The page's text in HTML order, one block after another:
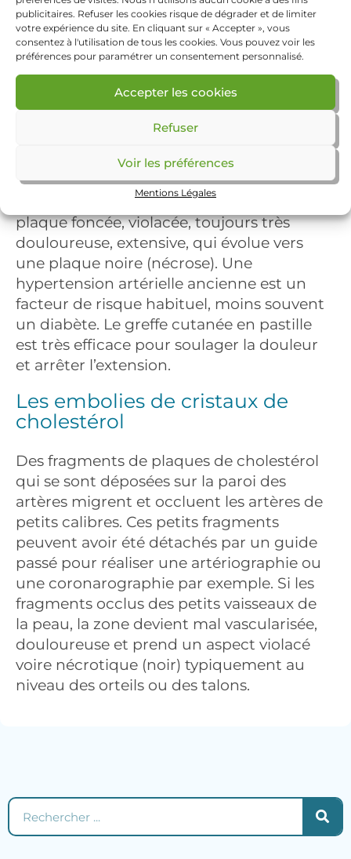
publicitaires. Refuser les cookies risque de dégrader et de limiter
votre expérience du site. En cliquant sur « Accepter », vous
consentez à l'utilisation de tous les cookies. Vous pouvez voir les
préférences pour paramétrer un consentement personnalisé.
Accepter les cookies
Refuser
Voir les préférences
Mentions Légales
Rechercher
(IPS) et un écho-Doppler des artères des
membres inférieurs doivent au minimum
être réalisés pour confirmer le diagnostic
d’artériopathie et évaluer sa sévérité.
Angiodermite nécrotique
chez la personne âgée sont caractérisés
par l’apparition souvent brutale, parfois à
la suite d’un traumatisme minime, d’une
plaque foncée, violacée, toujours très
douloureuse, extensive, qui évolue vers
une plaque noire (nécrose). Une
hypertension artérielle ancienne est un
facteur de risque habituel, moins souvent
un diabète. Le greffe cutanée en pastille
est très efficace pour soulager la douleur
et arrêter l’extension.
Les embolies de cristaux de
cholestérol
Des fragments de plaques de cholestérol
qui se sont déposées sur la paroi des
artères migrent et occluent les artères de
petits calibres. Ces petits fragments
peuvent avoir été détachés par un guide
passé pour réaliser une artériographie ou
une coronarographie par exemple. Si les
fragments occlus des petits vaisseaux de
la peau, la zone devient mal vascularisée,
douloureuse et prend un aspect violacé
voire nécrotique (noir) typiquement au
niveau des orteils ou des talons.